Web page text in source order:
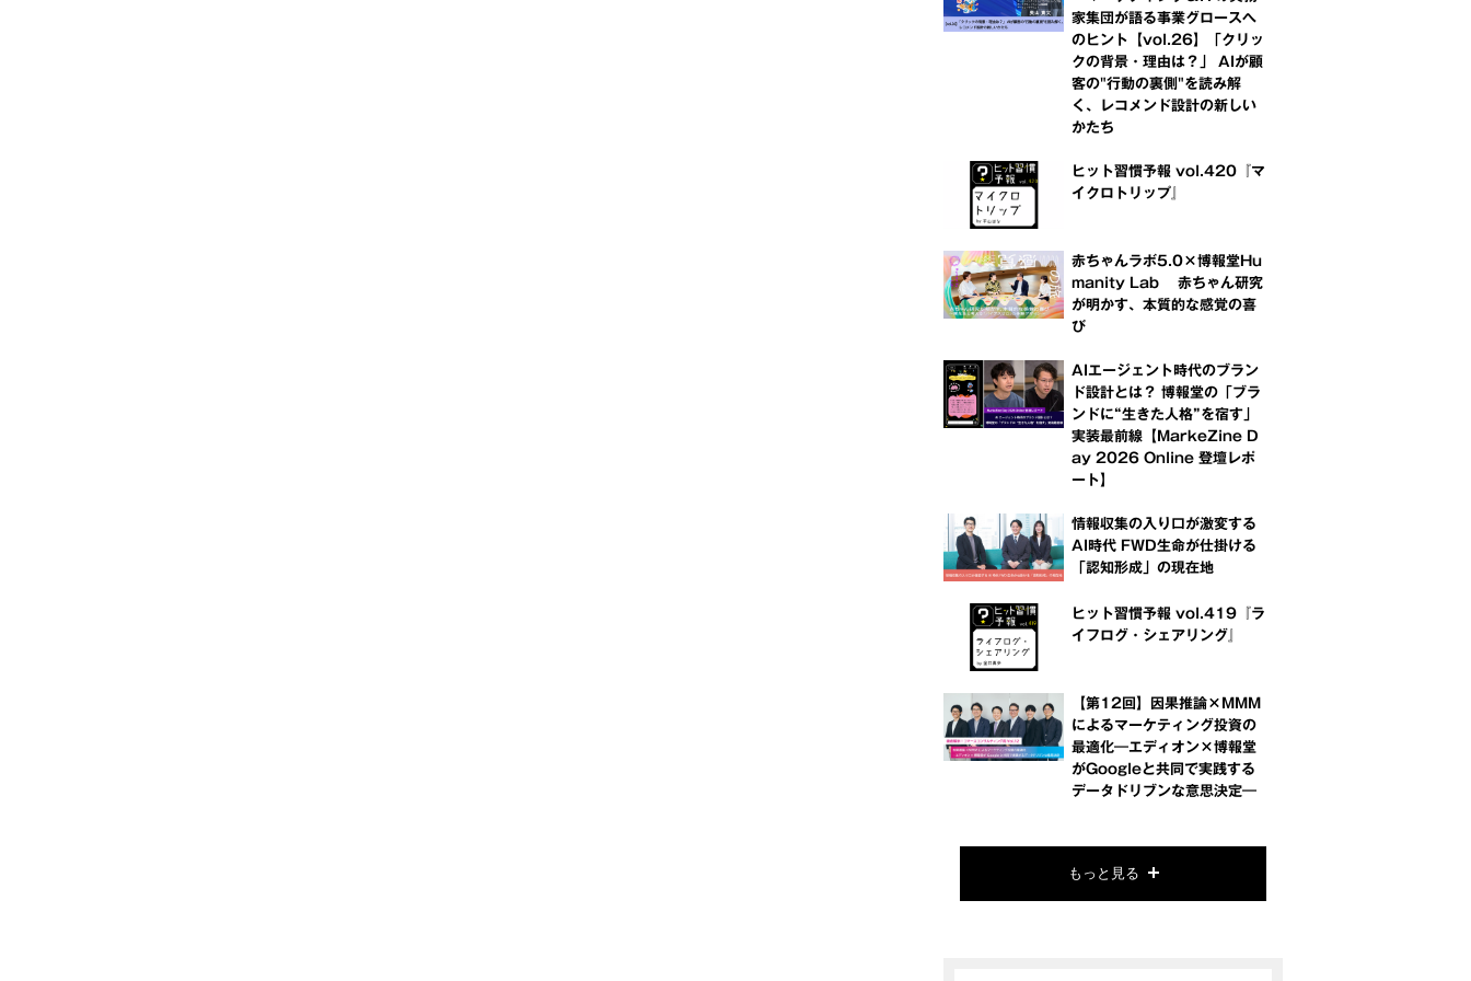
家集団が語る事業グロースへ
のヒント【vol.26】「クリッ
クの背景・理由は？」 AIが顧
客の"行動の裏側"を読み解
く、レコメンド設計の新しい
かたち
ヒット習慣予報 vol.420『マ
イクロトリップ』
赤ちゃんラボ5.0×博報堂Hu
manity Lab 赤ちゃん研究
が明かす、本質的な感覚の喜
び
AIエージェント時代のブラン
ド設計とは？ 博報堂の「ブラ
ンドに“生きた人格”を宿す」
実装最前線【MarkeZine D
ay 2026 Online 登壇レポ
ート】
情報収集の入り口が激変する
AI時代 FWD生命が仕掛ける
「認知形成」の現在地
ヒット習慣予報 vol.419『ラ
イフログ・シェアリング』
【第12回】因果推論×MMM
によるマーケティング投資の
最適化―エディオン×博報堂
がGoogleと共同で実践する
データドリブンな意思決定―
もっと見る